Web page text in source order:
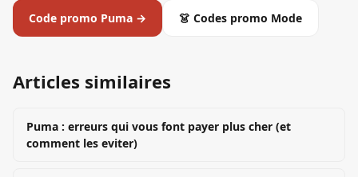
Code promo Puma → 👗 Codes promo Mode
Articles similaires
Puma : erreurs qui vous font payer plus cher (et
comment les eviter)